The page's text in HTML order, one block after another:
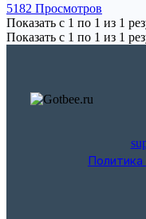
5182 Просмотров
Показать с 1 по 1 из 1
Показать с 1 по 1 из 1